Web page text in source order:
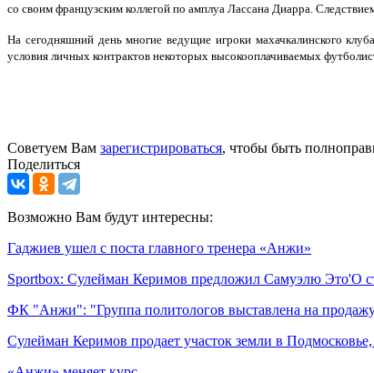
со своим французским коллегой по амплуа Лассана Диарра.
На сегодняшний день многие ведущие игроки махачкалинского
условия личных контрактов некоторых высокооплачиваемых
Советуем Вам зарегистрироваться, чтобы быть
Поделиться
Возможно Вам будут интересны:
Гаджиев ушел с поста главного тренера «Анжи»
Sportbox: Сулейман Керимов предложил Самуэлю Это'О
ФК "Анжи": "Группа политологов выставлена на
Сулейман Керимов продает участок земли в